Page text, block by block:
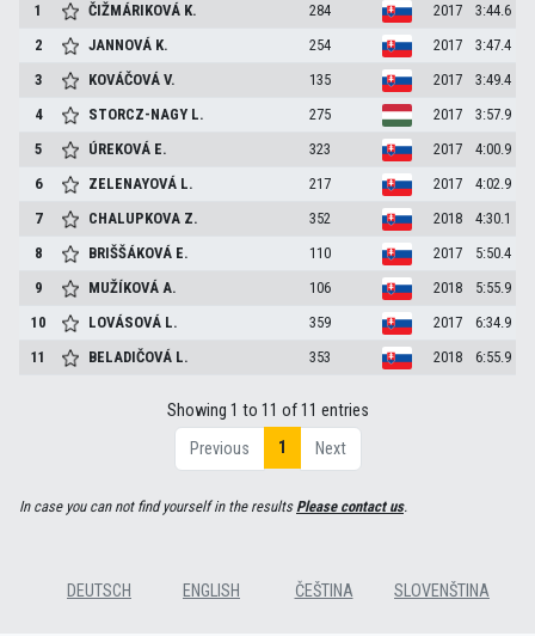
1 ČIŽMÁRIKOVÁ K. 284 2017
3:44.6
2
JANNOVÁ K. 254 2017
3:47.4
3
KOVÁČOVÁV. 135 2017
3:49.4
4
STORCZ-NAGY L. 275 2017
3:57.9
5
ÚREKOVÁ E. 323 2017
4:00.9
6
ZELENAYOVÁ L. 217 2017
4:02.9
7
CHALUPKOVA Z. 352 2018
4:30.1
8
BRIŠŠÁKOVÁ E. 110 2017
5:50.4
9
MUŽÍKOVÁA. 106 2018
5:55.9
10
LOVÁSOVÁ L. 359 2017
6:34.9
11
BELADIČOVÁ L. 353 2018 6:55.9
Showing 1 to 11 of 11 entries
Previous
1 Next
In case you can not find yourself in the resultsPlease contact us.
DEUTSCH ENGLISH ČEŠTINA SLOVENŠTINA